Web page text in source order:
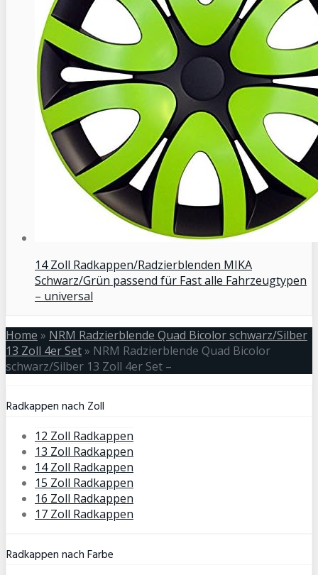
14 Zoll Radkappen/Radzierblenden MIKA
Schwarz/Grün passend für Fast alle Fahrzeugtypen
– universal
Home » NRM Radzierblende Quad Bicolor schwarz/Silber
13 Zoll 4er Set» NRM Radzierblende Quad Bicolor
schwarz/Silber 13 Zoll 4er Set –
Radkappen nach Zoll
12 Zoll Radkappen
13 Zoll Radkappen
14 Zoll Radkappen
15 Zoll Radkappen
16 Zoll Radkappen
17 Zoll Radkappen
Radkappen nach Farbe